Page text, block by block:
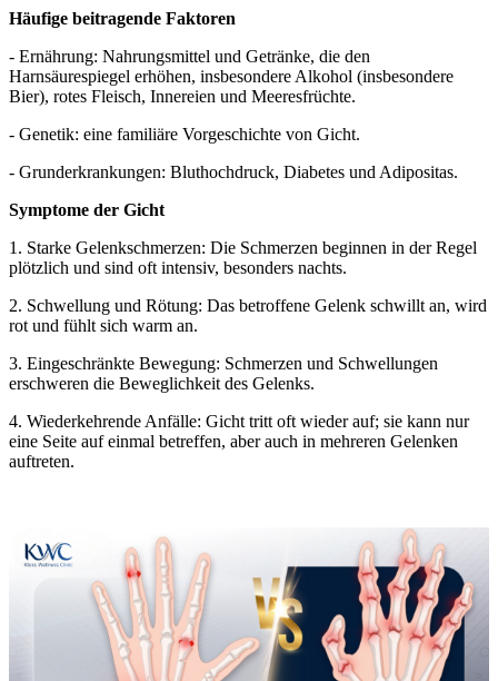
Häufige beitragende Faktoren
- Ernährung: Nahrungsmittel und Getränke, die den
Harnsäurespiegel erhöhen, insbesondere Alkohol (insbesondere
Bier), rotes Fleisch, Innereien und Meeresfrüchte.
- Genetik: eine familiäre Vorgeschichte von Gicht.
- Grunderkrankungen: Bluthochdruck, Diabetes und Adipositas.
Symptome der Gicht
1. Starke Gelenkschmerzen: Die Schmerzen beginnen in der Regel
plötzlich und sind oft intensiv, besonders nachts.
2. Schwellung und Rötung: Das betroffene Gelenk schwillt an, wird
rot und fühlt sich warm an.
3. Eingeschränkte Bewegung: Schmerzen und Schwellungen
erschweren die Beweglichkeit des Gelenks.
4. Wiederkehrende Anfälle: Gicht tritt oft wieder auf; sie kann nur
eine Seite auf einmal betreffen, aber auch in mehreren Gelenken
auftreten.